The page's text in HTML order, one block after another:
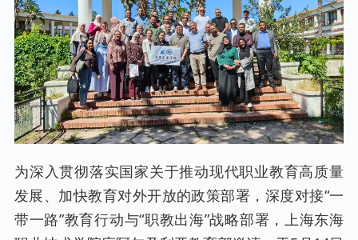
为深入贯彻落实国家关于推动现代职业教育高质量
发展、加快教育对外开放的政策部署，深度对接“一
带一路”教育行动与“职教出海”战略部署，上海东海